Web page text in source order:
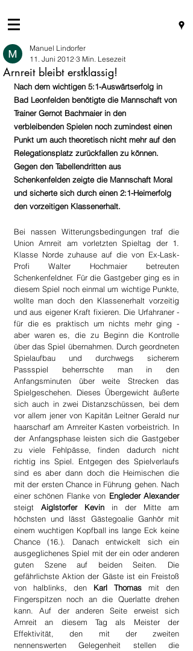
Arnreit bleibt erstklassig!
Manuel Lindorfer
11. Juni 2012 3 Min. Lesezeit
Nach dem wichtigen 5:1-Auswärtserfolg in
Bad Leonfelden benötigte die Mannschaft von
Trainer Gernot Bachmaier in den
verbleibenden Spielen noch zumindest einen
Punkt um auch theoretisch nicht mehr auf den
Relegationsplatz zurückfallen zu können.
Gegen den Tabellendritten aus
Schenkenfelden zeigte die Mannschaft Moral
und sicherte sich durch einen 2:1-Heimerfolg
den vorzeitigen Klassenerhalt.
Bei nassen Witterungsbedingungen traf die
Union Arnreit am vorletzten Spieltag der 1.
Klasse Norde zuhause auf die von Ex-Lask-
Profi Walter Hochmaier betreuten
Schenkenfeldner. Für die Gastgeber ging es in
diesem Spiel noch einmal um wichtige Punkte,
wollte man doch den Klassenerhalt vorzeitig
und aus eigener Kraft fixieren. Die Urfahraner -
für die es praktisch um nichts mehr ging -
aber waren es, die zu Beginn die Kontrolle
über das Spiel übernahmen. Durch geordneten
Spielaufbau und durchwegs sicherem
Passspiel beherrschte man in den
Anfangsminuten über weite Strecken das
Spielgeschehen. Dieses Übergewicht äußerte
sich auch in zwei Distanzschüssen, bei dem
vor allem jener von Kapitän Leitner Gerald nur
haarscharf am Arnreiter Kasten vorbeistrich. In
der Anfangsphase leisten sich die Gastgeber
zu viele Fehlpässe, finden dadurch nicht
richtig ins Spiel. Entgegen des Spielverlaufs
sind es aber dann doch die Heimischen die
mit der ersten Chance in Führung gehen. Nach
einer schönen Flanke von Engleder Alexander
steigt Aiglstorfer Kevin in der Mitte am
höchsten und lässt Gästegoalie Ganhör mit
einem wuchtigen Kopfball ins lange Eck keine
Chance (16.). Danach entwickelt sich ein
ausgeglichenes Spiel mit der ein oder anderen
guten Szene auf beiden Seiten. Die
gefährlichste Aktion der Gäste ist ein Freistoß
von halblinks, den Karl Thomas mit den
Fingerspitzen noch an die Querlatte drehen
kann. Auf der anderen Seite erweist sich
Arnreit an diesem Tag als Meister der
Effektivität, den mit der zweiten
nennenswerten Gelegenheit stellen die